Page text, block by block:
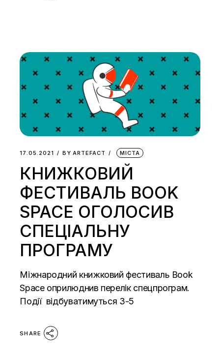
17.05.2021 BY ARTEFACT МІСТА
КНИЖКОВИЙ
ФЕСТИВАЛЬ BOOK
SPACE ОГОЛОСИВ
СПЕЦІАЛЬНУ
ПРОГРАМУ
Міжнародний книжковий фестиваль Book
Space оприлюднив перелік спецпрограм.
Події відбуватимуться 3-5
SHARE